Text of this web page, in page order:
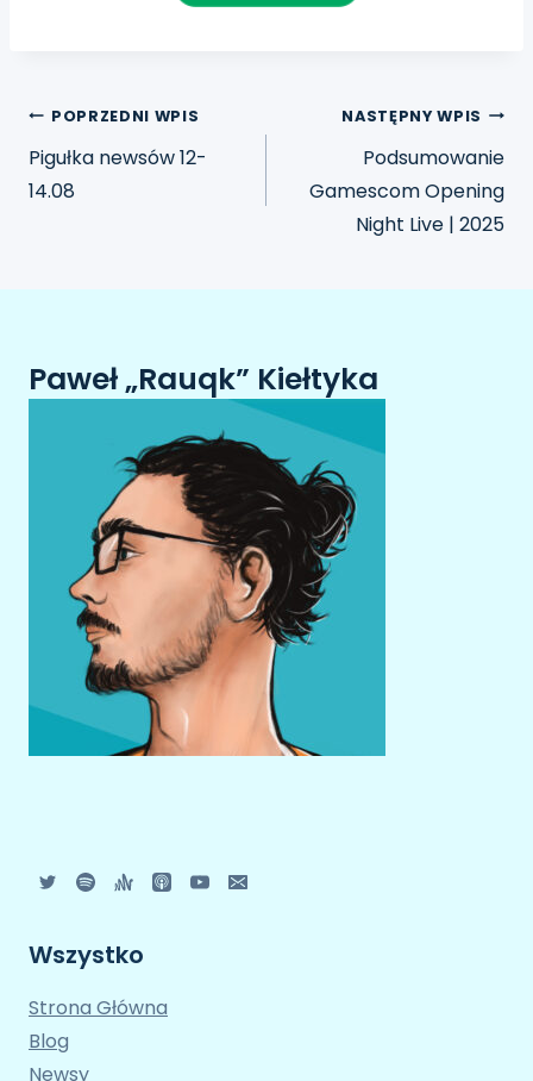
POPRZEDNI WPIS
Pigułka newsów 12-
14.08
NASTĘPNY WPIS
Podsumowanie
Gamescom Opening
Night Live | 2025
Paweł „Rauqk” Kiełtyka
Wszystko
Strona Główna
Blog
Newsy